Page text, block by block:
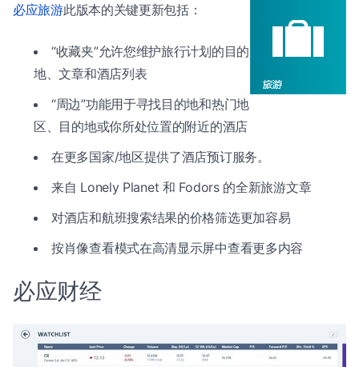
必应旅游此版本的关键更新包括：
“收藏夹”允许您维护旅行计划的目的
地、文章和酒店列表
“周边”功能用于寻找目的地和热门地
区、目的地或你所处位置的附近的酒店
在更多国家/地区提供了酒店预订服务。
来自 Lonely Planet 和 Fodors 的全新旅游文章
对酒店和航班搜索结果的价格筛选更加容易
按肖像查看模式在高清显示屏中查看更多内容
必应财经